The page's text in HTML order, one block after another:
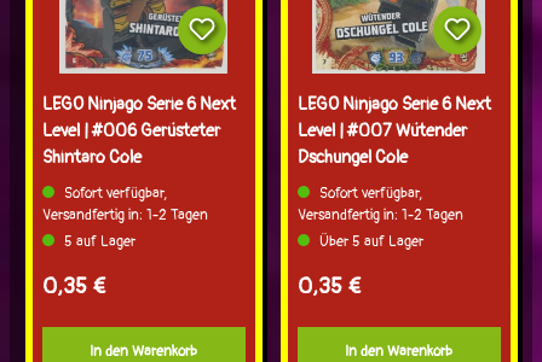
LEGO Ninjago Serie 6 Next
Level | #006 Gerüsteter
Shintaro Cole
Sofort verfügbar,
Versandfertig in: 1-2 Tagen
5 auf Lager
Regulärer Preis:
0,35 €
In den Warenkorb
LEGO Ninjago Serie 6 Next
Level | #007 Wütender
Dschungel Cole
Sofort verfügbar,
Versandfertig in: 1-2 Tagen
Über 5 auf Lager
Regulärer Preis:
0,35 €
In den Warenkorb